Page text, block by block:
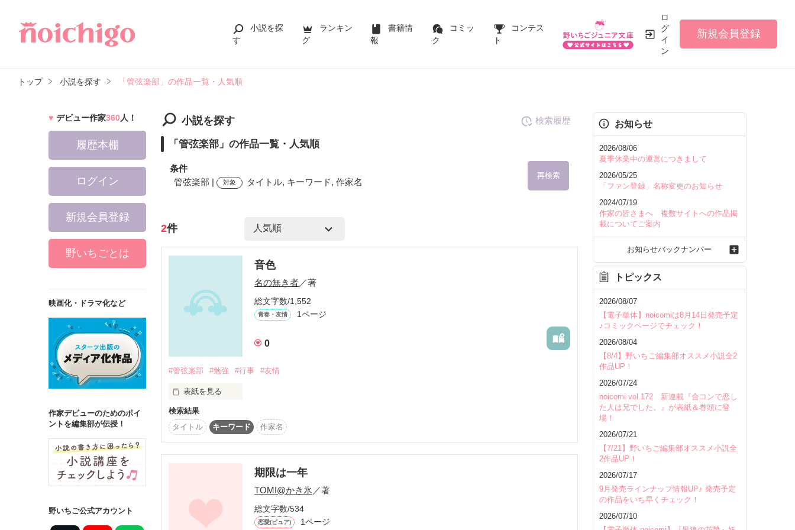
小説を探
す
ランキン
グ
書籍情
報
コミッ
ク
コンテス
ト
ロ
グ
イ
ン
新規会員登録
トップ 小説を探す 「管弦楽部」の作品一覧・人気順
小説を探す
「管弦楽部」の作品一覧・人気順
条件
管弦楽部 |
対象 タイトル, キーワード, 作家名
再検索
を含む
詳しく検索
タイトル
ジャンル
ステータス
長編
中編 短編
検索履歴
2件
音色
名の無き者／著
総文字数/1,552
青春・友情 1ページ
0
#管弦楽部 #勉強 #行事 #友情
表紙を見る
きみは唯一私を一番知ってるから
素直になれない私をどうか許して下さい
検索結果
タイトル
キーワード 作家名
期限は一年
TOMI@かき氷 ／著
総文字数/534
恋愛(ピュア) 1ページ
デビュー作家360人！
履歴本棚
ログイン
新規会員登録
野いちごとは
映画化・ドラマ化など
作家デビューのためのポイ
ントを編集部が伝授！
野いちご公式アカウント
お知らせ
2026/08/06
夏季休業中の運営につきまして
2026/05/25
「ファン登録」名称変更のお知らせ
2024/07/19
作家の皆さまへ 複数サイトへの作品掲
載についてご案内
お知らせバックナンバー
トピックス
2026/08/07
【電子単体】noicomiは8月14日発売予定
♪コミックページでチェック！
2026/08/04
【8/4】野いちご編集部オススメ小説全2
作品UP！
2026/07/24
noicomi vol.172 新連載『合コンで恋し
た人は兄でした。』が表紙＆巻頭に登
場！
2026/07/21
【7/21】野いちご編集部オススメ小説全
2作品UP！
2026/07/17
9月発売ラインナップ情報UP♪ 発売予定
の作品をいち早くチェック！
2026/07/10